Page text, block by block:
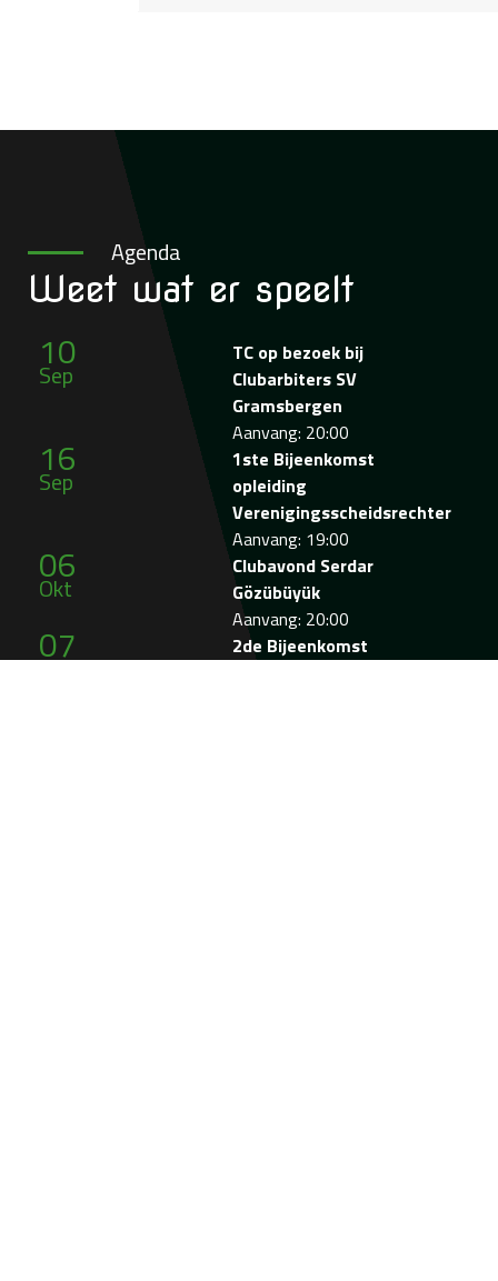
Agenda
Weet wat er speelt
10
Sep
TC op bezoek bij
Clubarbiters SV
Gramsbergen
Aanvang: 20:00
16
Sep
1ste Bijeenkomst
opleiding
Verenigingsscheidsrechter
Aanvang: 19:00
06
Okt
Clubavond Serdar
Gözübüyük
Aanvang: 20:00
07
Okt
2de Bijeenkomst